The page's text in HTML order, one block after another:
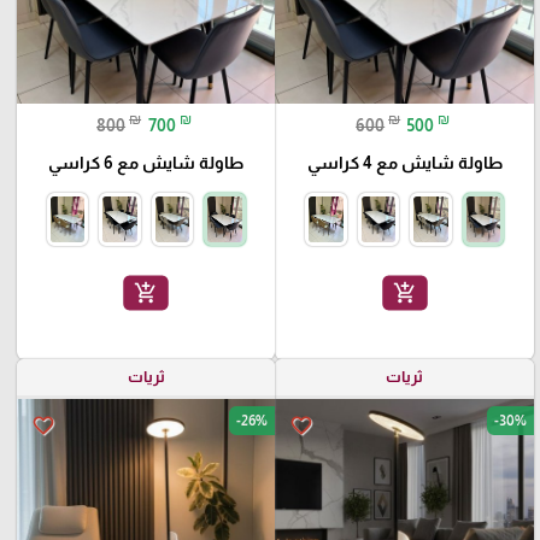
600 ₪ 500 ₪
طاولة شايش مع 4 كراسي
add_shopping_cart
800 ₪ 700 ₪
طاولة شايش مع 6 كراسي
add_shopping_cart
ثريات
favorite_border -30%
ثريات
favorite_border -26%